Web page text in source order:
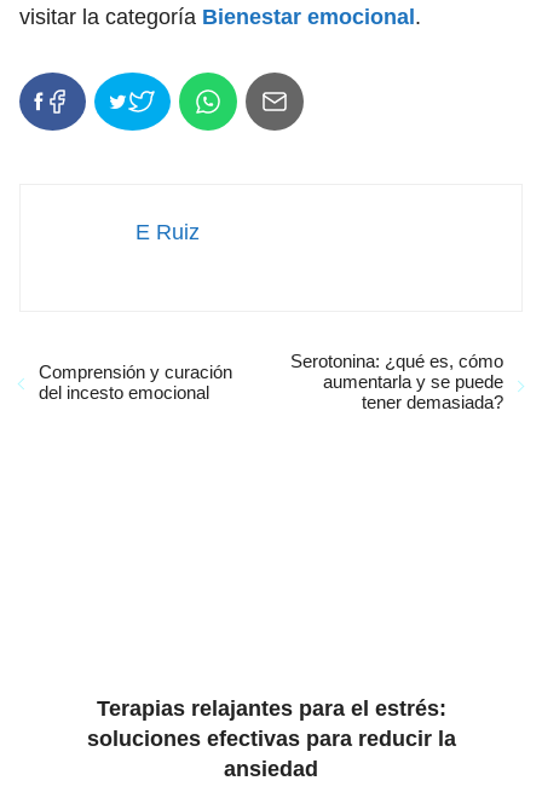
visitar la categoría Bienestar emocional .
E Ruiz
Comprensión y curación
del incesto emocional
Serotonina: ¿qué es, cómo
aumentarla y se puede
tener demasiada?
Terapias relajantes para el estrés:
soluciones efectivas para reducir la
ansiedad